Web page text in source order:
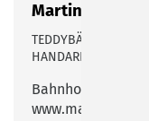
Martin Bären
TEDDYBÄREN IN
HANDARBEIT &
Bahnhofstraße 29